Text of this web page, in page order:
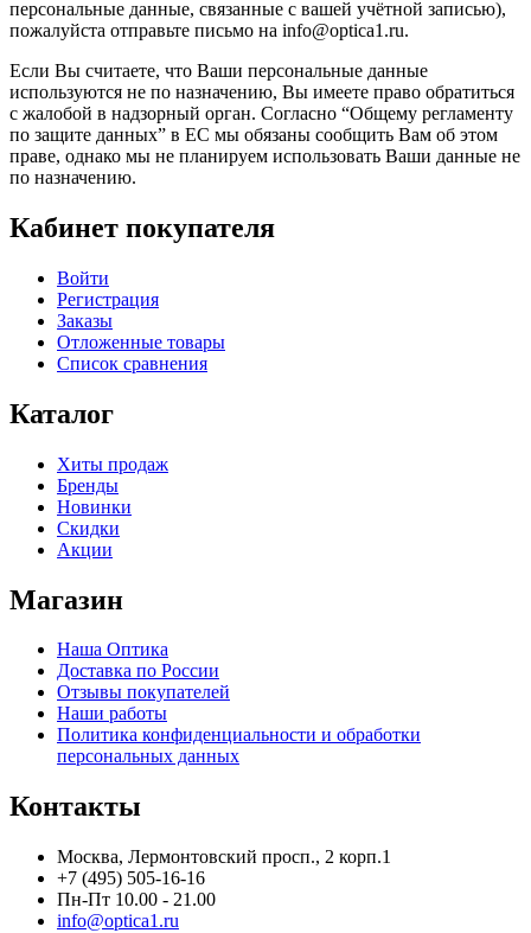
персональные данные, связанные с вашей учётной записью),
пожалуйста отправьте письмо на info@optica1.ru.
Если Вы считаете, что Ваши персональные данные
используются не по назначению, Вы имеете право обратиться
с жалобой в надзорный орган. Согласно “Общему регламенту
по защите данных” в ЕС мы обязаны сообщить Вам об этом
праве, однако мы не планируем использовать Ваши данные не
по назначению.
Кабинет покупателя
Войти
Регистрация
Заказы
Отложенные товары
Список сравнения
Каталог
Хиты продаж
Бренды
Новинки
Скидки
Акции
Магазин
Наша Оптика
Доставка по России
Отзывы покупателей
Наши работы
Политика конфиденциальности и обработки
персональных данных
Контакты
Москва, Лермонтовский просп., 2 корп.1
+7 (495) 505-16-16
Пн-Пт 10.00 - 21.00
info@optica1.ru